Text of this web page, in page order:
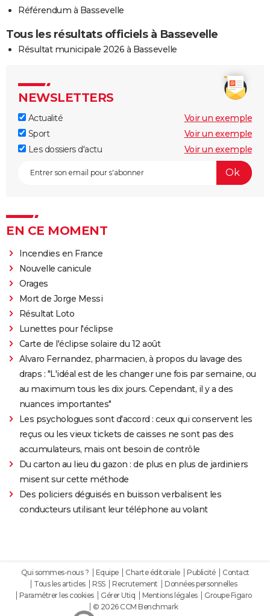
Référendum à Bassevelle
Tous les résultats officiels à Bassevelle
Résultat municipale 2026 à Bassevelle
NEWSLETTERS
Actualité
Voir un exemple
Sport
Voir un exemple
Les dossiers d'actu
Voir un exemple
EN CE MOMENT
Incendies en France
Nouvelle canicule
Orages
Mort de Jorge Messi
Résultat Loto
Lunettes pour l'éclipse
Carte de l'éclipse solaire du 12 août
Alvaro Fernandez, pharmacien, à propos du lavage des
draps : "L'idéal est de les changer une fois par semaine, ou
au maximum tous les dix jours. Cependant, il y a des
nuances importantes"
Les psychologues sont d'accord : ceux qui conservent les
reçus ou les vieux tickets de caisses ne sont pas des
accumulateurs, mais ont besoin de contrôle
Du carton au lieu du gazon : de plus en plus de jardiniers
misent sur cette méthode
Des policiers déguisés en buisson verbalisent les
conducteurs utilisant leur téléphone au volant
Qui sommes-nous ? Equipe Charte éditoriale Publicité
Contact
Tous les articles
RSS Recrutement
Données personnelles
Paramétrer les cookies
Gérer Utiq Mentions légales
Groupe Figaro
© 2026 CCM Benchmark